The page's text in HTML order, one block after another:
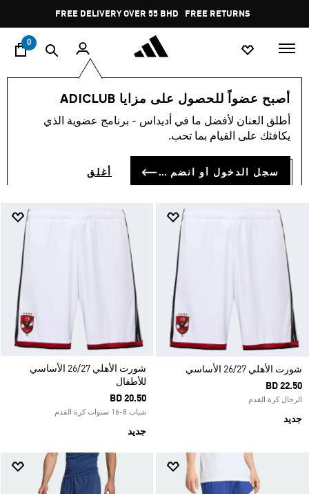
Pause
promotion
rotation
FREE RETURNS
0
أصبح عضواً للحصول على مزايا ADICLUB
أطلق العنان لأفضل ما في أديداس - برنامج عضوية الذي
يكافئك على القيام بما تحب.
سجل الدخول أو انضم الآن أغلق
view-all
Shorts
SHORTS (925)
شورت الأهلي 26/27 الأساسي
BD 22.50
الرجال كرة القدم
جديد
شورت الأهلي 26/27 الأساسي
للأطفال
BD 20.50
شباب 8-16 سنوات كرة القدم
جديد